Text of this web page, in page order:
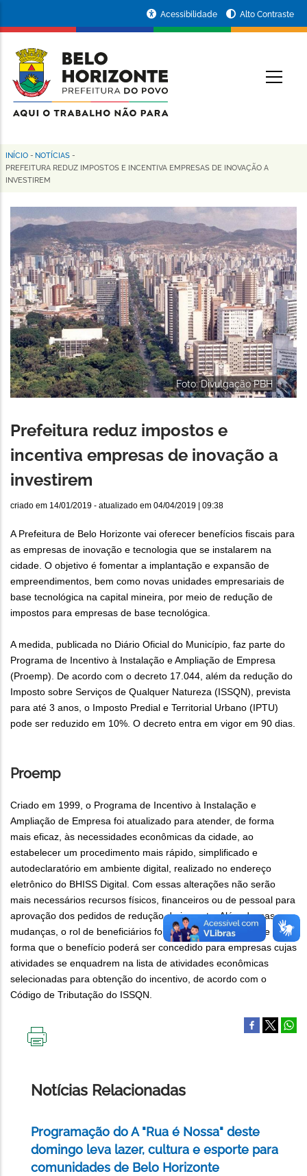
conteúdo
principal
da
Prefeitura
de
Horizonte
Acessibilidade Alto Contraste
Trilha
de
navegação
INÍCIO - NOTÍCIAS -
PREFEITURA REDUZ IMPOSTOS E INCENTIVA EMPRESAS DE INOVAÇÃO A
INVESTIREM
Foto: Divulgação PBH
Prefeitura reduz impostos e
incentiva empresas de inovação a
investirem
criado em 14/01/2019 - atualizado em 04/04/2019 | 09:38
A Prefeitura de Belo Horizonte vai oferecer benefícios fiscais para
as empresas de inovação e tecnologia que se instalarem na
cidade. O objetivo é fomentar a implantação e expansão de
empreendimentos, bem como novas unidades empresariais de
base tecnológica na capital mineira, por meio de redução de
impostos para empresas de base tecnológica.
A medida, publicada no Diário Oficial do Município, faz parte do
Programa de Incentivo à Instalação e Ampliação de Empresa
(Proemp). De acordo com o decreto 17.044, além da redução do
Imposto sobre Serviços de Qualquer Natureza (ISSQN), prevista
para até 3 anos, o Imposto Predial e Territorial Urbano (IPTU)
pode ser reduzido em 10%. O decreto entra em vigor em 90 dias.
Proemp
Criado em 1999, o Programa de Incentivo à Instalação e
Ampliação de Empresa foi atualizado para atender, de forma
mais eficaz, às necessidades econômicas da cidade, ao
estabelecer um procedimento mais rápido, simplificado e
autodeclaratório em ambiente digital, realizado no endereço
eletrônico do BHISS Digital. Com essas alterações não serão
mais necessários recursos físicos, financeiros ou de pessoal para
aprovação dos pedidos de redução de imposto. Além dessas
mudanças, o rol de beneficiários foi alterado e ampliado, de
forma que o benefício poderá ser concedido para empresas cujas
atividades se enquadrem na lista de atividades econômicas
selecionadas para obtenção do incentivo, de acordo com o
Código de Tributação do ISSQN.
Notícias Relacionadas
Programação do A "Rua é Nossa" deste
domingo leva lazer, cultura e esporte para
comunidades de Belo Horizonte